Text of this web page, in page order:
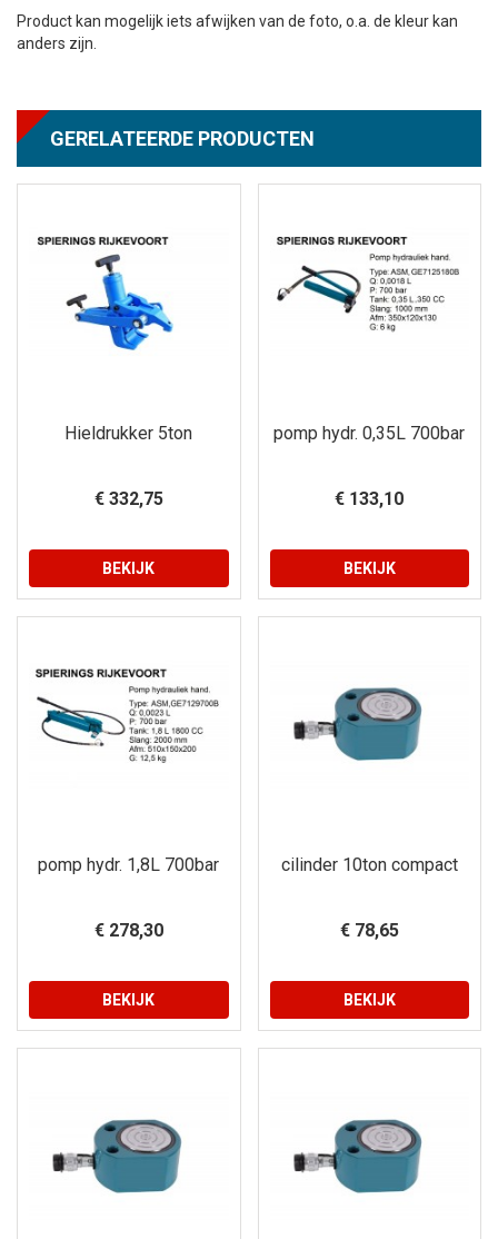
Product kan mogelijk iets afwijken van de foto, o.a. de kleur kan
anders zijn.
GERELATEERDE PRODUCTEN
Hieldrukker 5ton
€ 332,75
BEKIJK
pomp hydr. 0,35L 700bar
€ 133,10
BEKIJK
pomp hydr. 1,8L 700bar
€ 278,30
BEKIJK
cilinder 10ton compact
€ 78,65
BEKIJK